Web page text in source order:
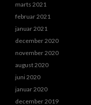
marts 2021
februar 2021
januar 2021
december 2020
november 2020
august 2020
juni 2020
januar 2020
december 2019